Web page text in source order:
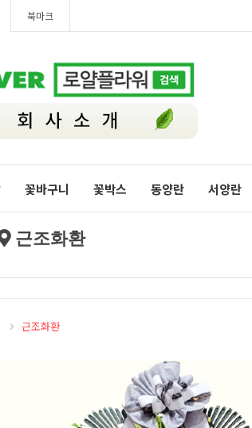
북마크
꽃바구니 꽃박스 동양란 서양란
근조화환
근조화환